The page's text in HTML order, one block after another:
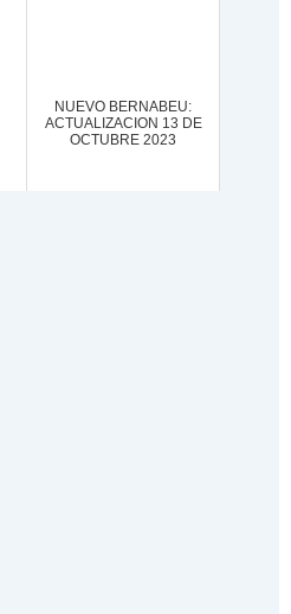
NUEVO BERNABEU:
ACTUALIZACION 13 DE
OCTUBRE 2023